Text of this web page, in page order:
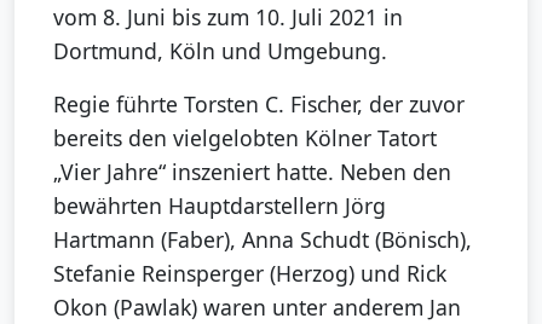
vom 8. Juni bis zum 10. Juli 2021 in
Dortmund, Köln und Umgebung.
Regie führte Torsten C. Fischer, der zuvor
bereits den vielgelobten Kölner Tatort
„Vier Jahre“ inszeniert hatte. Neben den
bewährten Hauptdarstellern Jörg
Hartmann (Faber), Anna Schudt (Bönisch),
Stefanie Reinsperger (Herzog) und Rick
Okon (Pawlak) waren unter anderem Jan